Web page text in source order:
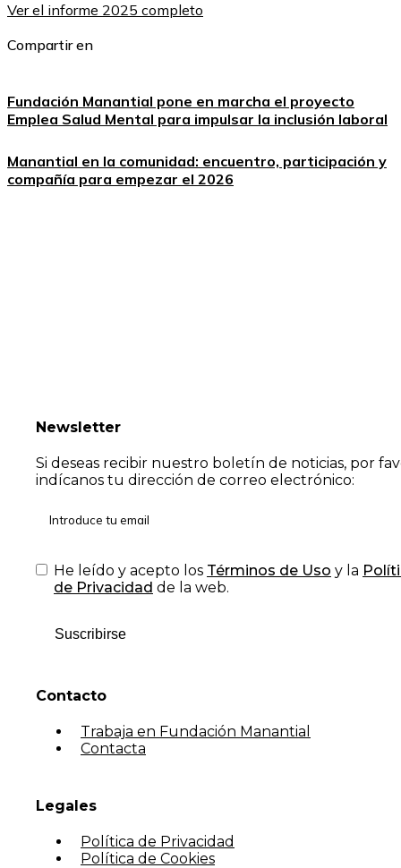
Ver el informe 2025 completo
Compartir en
Fundación Manantial pone en marcha el proyecto
Emplea Salud Mental para impulsar la inclusión laboral
Manantial en la comunidad: encuentro, participación y
compañía para empezar el 2026
Newsletter
Si deseas recibir nuestro boletín de noticias, por
indícanos tu dirección de correo electrónico:
He leído y acepto los Términos de Uso y la
de Privacidad de la web.
Suscribirse
Contacto
Trabaja en Fundación Manantial
Contacta
Legales
Política de Privacidad
Política de Cookies